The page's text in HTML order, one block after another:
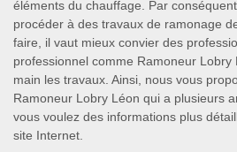
éléments du chauffage. Par
procéder à des travaux de ramonage
faire, il vaut mieux convier des
professionnel comme Ramoneur
main les travaux. Ainsi, nous vous
Ramoneur Lobry Léon qui a plusieurs
vous voulez des informations plus
site Internet.